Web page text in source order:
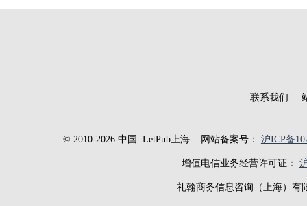
联系我们
© 2010-2026 中国: LetPub上海网站备案号： 沪ICP备
增值电信业务经营许可证：
礼翰商务信息咨询（上海）